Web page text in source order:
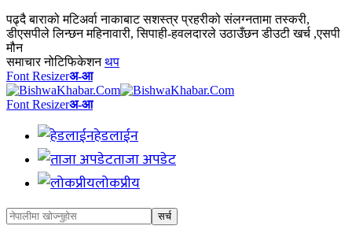
पढ्दै बाराको मटिअर्वा नाकाबाट सशस्त्र प्रहरीको संलग्नतामा तस्करी,
डीएसपीले लिन्छन महिनावारी, सिपाही-हवलदारले उठाउँछन डीउटी खर्च ,एसपी
मौन
समाचार नोटिफिकेशन थप
Font Resizerअ-आ
Font Resizerअ-आ
हेडलाईन
ताजा अपडेट
लोकप्रीय